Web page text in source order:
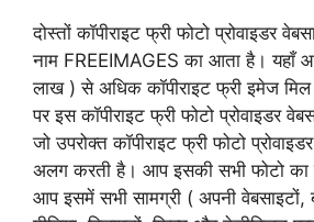
दोस्तों कॉपीराइट फ्री फोटो प्रोवाइडर
नाम FREEIMAGES का आता है। यहाँ
लाख ) से अधिक कॉपीराइट फ्री इमेज
पर इस कॉपीराइट फ्री फोटो प्रोवाइडर
जो उपरोक्त कॉपीराइट फ्री फोटो
अलग करती है। आप इसकी सभी फोटो
आप इसमें सभी सामग्री ( अपनी वेबसाइटों,